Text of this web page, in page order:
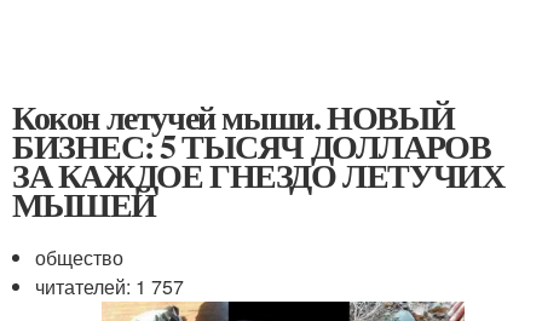
Кокон летучей мыши. НОВЫЙ
БИЗНЕС: 5 ТЫСЯЧ ДОЛЛАРОВ
ЗА КАЖДОЕ ГНЕЗДО ЛЕТУЧИХ
МЫШЕЙ
общество
читателей: 1 757